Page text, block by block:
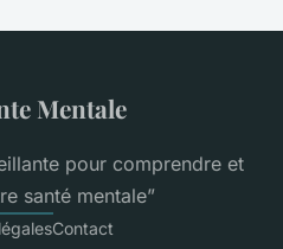
Mentale
pour comprendre et
santé mentale”
Contact